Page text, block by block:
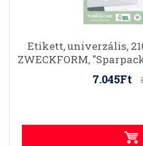
Etikett, univerzális,
ZWECKFORM,
7.045Ft